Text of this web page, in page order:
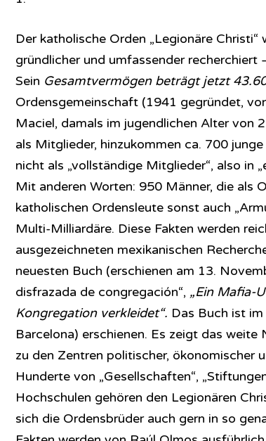
Der katholische Orden „Legionäre
gründlicher und umfassender recherchiert
Sein Gesamtvermögen beträgt jetzt
Ordensgemeinschaft (1941 gegründet,
Maciel, damals im jugendlichen Alter von
als Mitglieder, hinzukommen ca. 700
nicht als „vollständige Mitglieder“, also in
Mit anderen Worten: 950 Männer, die als
katholischen Ordensleute sonst auch
Multi-Milliardäre. Diese Fakten werden
ausgezeichneten mexikanischen
neuesten Buch (erschienen am 13.
disfrazada de congregación“, „Ein Mafia-
Kongregation verkleidet“. Das Buch ist
Barcelona) erschienen. Es zeigt das weite
zu den Zentren politischer, ökonomischer
Hunderte von „Gesellschaften“,
Hochschulen gehören den Legionären
sich die Ordensbrüder auch gern in so